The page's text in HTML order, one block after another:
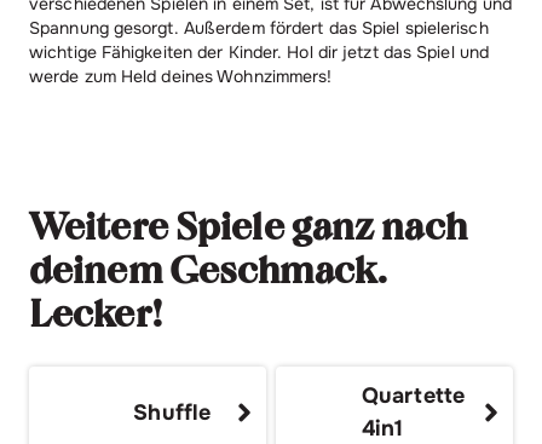
Spannung gesorgt. Außerdem fördert das Spiel spielerisch
wichtige Fähigkeiten der Kinder. Hol dir jetzt das Spiel und
werde zum Held deines Wohnzimmers!
Weitere Spiele ganz nach
deinem Geschmack.
Lecker!
Shuffle
Quartette
4in1